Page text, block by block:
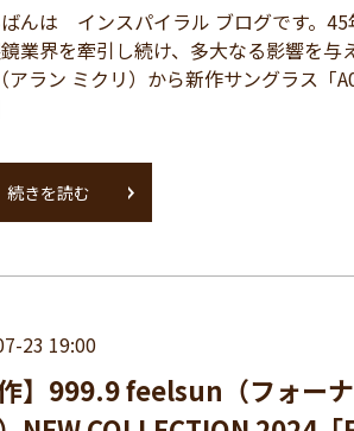
んは インスパイラル ブログです。45
業界を牽引し続け、多大なる影響を与
ラン ミクリ）から新作サングラス「
続きを読む
23 19:00
作】999.9 feelsun（フォー